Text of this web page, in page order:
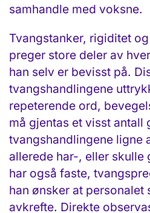
samhandle med voksne.
Tvangstanker, rigiditet
preger store deler av
han selv er bevisst på.
tvangshandlingene
repeterende ord,
må gjentas et visst antall
tvangshandlingene ligne
allerede har-, eller skulle
har også faste,
han ønsker at personalet
avkrefte. Direkte